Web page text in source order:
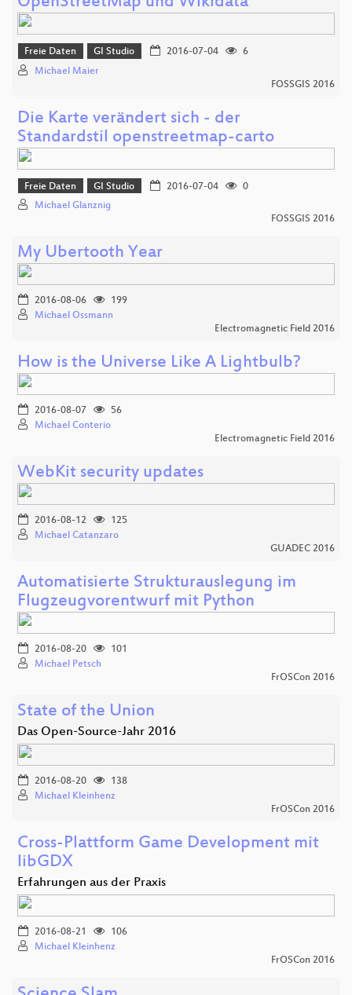
Freie Daten GI Studio 2016-07-04
6
Michael Maier
FOSSGIS 2016
Die Karte verändert sich - der
Standardstil openstreetmap-carto
Freie Daten GI Studio 2016-07-04
0
Michael Glanznig
FOSSGIS 2016
My Ubertooth Year
2016-08-06
199
Michael Ossmann
Electromagnetic Field 2016
How is the Universe Like A Lightbulb?
2016-08-07
56
Michael Conterio
Electromagnetic Field 2016
WebKit security updates
2016-08-12
125
Michael Catanzaro
GUADEC 2016
Automatisierte Strukturauslegung im
Flugzeugvorentwurf mit Python
2016-08-20
101
Michael Petsch
FrOSCon 2016
State of the Union
Das Open-Source-Jahr 2016
2016-08-20
138
Michael Kleinhenz
FrOSCon 2016
Cross-Plattform Game Development mit
libGDX
Erfahrungen aus der Praxis
2016-08-21
106
Michael Kleinhenz
FrOSCon 2016